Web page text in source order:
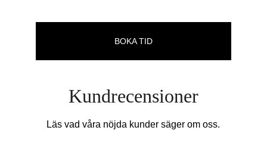
BOKA TID
Kundrecensioner
Läs vad våra nöjda kunder säger om oss.